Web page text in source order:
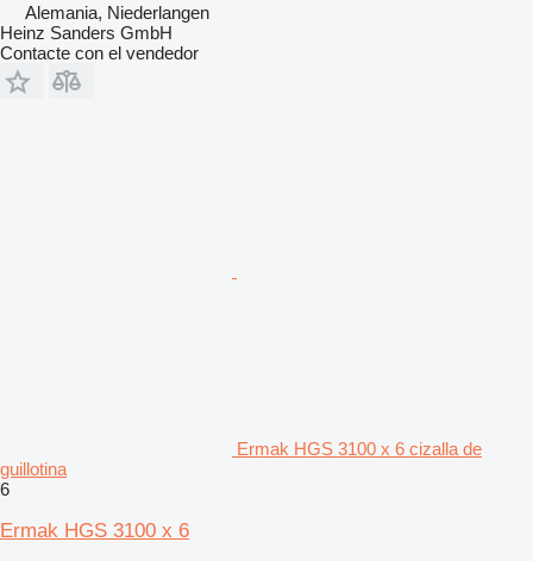
Alemania, Niederlangen
Heinz Sanders GmbH
Contacte con el vendedor
Ermak HGS 3100 x 6 cizalla de
guillotina
6
Ermak HGS 3100 x 6